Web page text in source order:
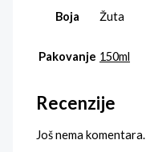
Boja Žuta
Pakovanje 150ml
Recenzije
Još nema komentara.